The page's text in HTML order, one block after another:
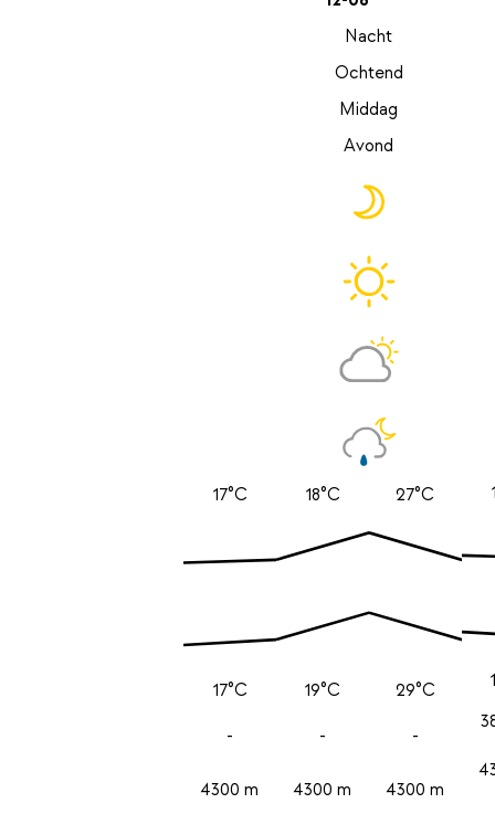
Nacht
Ochtend
Middag
Avond
17°C
17°C
-
4300 m
18°C
19°C
-
4300 m
27°C
29°C
-
4300 m